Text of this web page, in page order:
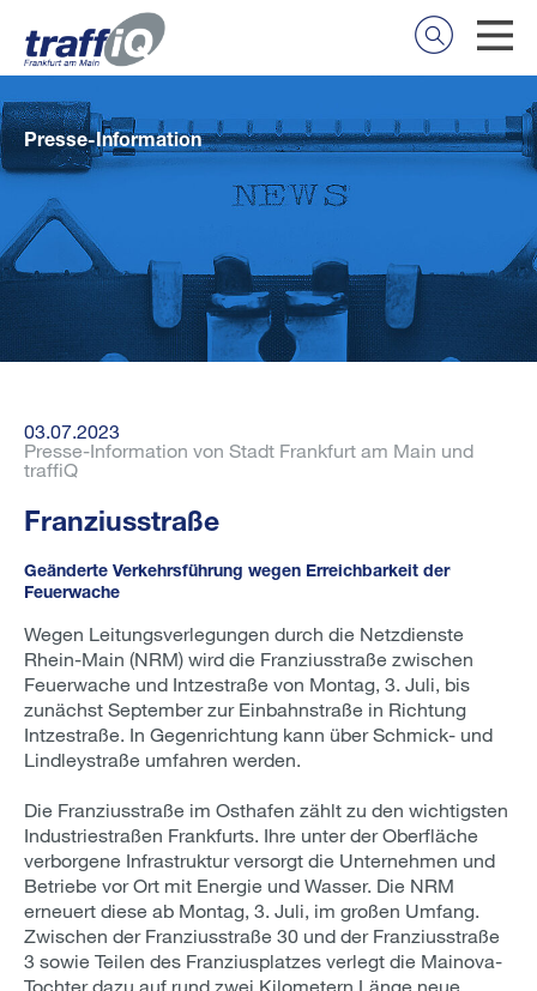
Presse-Information
03.07.2023
Presse-Information von Stadt Frankfurt am Main und
traffiQ
Franziusstraße
Geänderte Verkehrsführung wegen Erreichbarkeit der
Feuerwache
Wegen Leitungsverlegungen durch die Netzdienste
Rhein-Main (NRM) wird die Franziusstraße zwischen
Feuerwache und Intzestraße von Montag, 3. Juli, bis
zunächst September zur Einbahnstraße in Richtung
Intzestraße. In Gegenrichtung kann über Schmick- und
Lindleystraße umfahren werden.
Die Franziusstraße im Osthafen zählt zu den wichtigsten
Industriestraßen Frankfurts. Ihre unter der Oberfläche
verborgene Infrastruktur versorgt die Unternehmen und
Betriebe vor Ort mit Energie und Wasser. Die NRM
erneuert diese ab Montag, 3. Juli, im großen Umfang.
Zwischen der Franziusstraße 30 und der Franziusstraße
3 sowie Teilen des Franziusplatzes verlegt die Mainova-
Tochter dazu auf rund zwei Kilometern Länge neue